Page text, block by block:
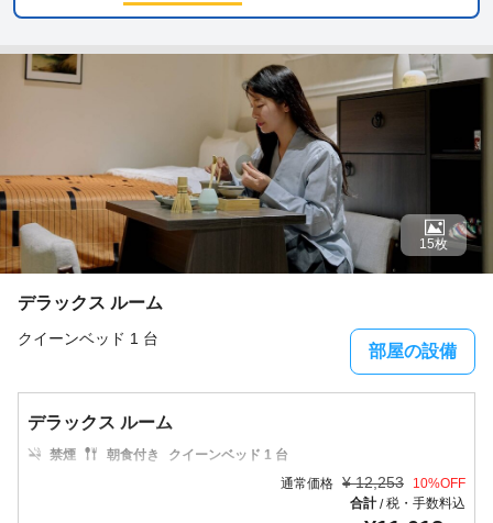
デラックス ルーム
クイーンベッド 1 台
部屋の設備
15枚
デラックス ルーム
禁煙 朝食付き
クイーンベッド 1 台
通常価格 ¥ 12,253 10%OFF
合計/税・手数料込